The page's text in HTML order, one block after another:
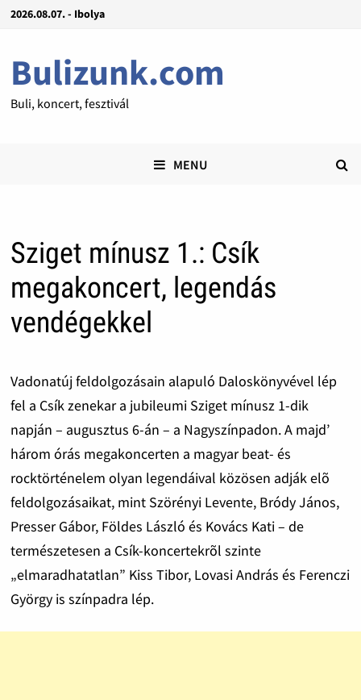
2026.08.07. - Ibolya
Bulizunk.com
Buli, koncert, fesztivál
MENU
Sziget mínusz 1.: Csík
megakoncert, legendás
vendégekkel
Vadonatúj feldolgozásain alapuló Daloskönyvével lép
fel a Csík zenekar a jubileumi Sziget mínusz 1-dik
napján – augusztus 6-án – a Nagyszínpadon. A majd’
három órás megakoncerten a magyar beat- és
rocktörténelem olyan legendáival közösen adják elõ
feldolgozásaikat, mint Szörényi Levente, Bródy János,
Presser Gábor, Földes László és Kovács Kati – de
természetesen a Csík-koncertekrõl szinte
„elmaradhatatlan” Kiss Tibor, Lovasi András és Ferenczi
György is színpadra lép.